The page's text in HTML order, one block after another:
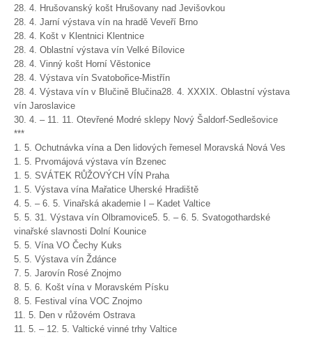
28. 4. Hrušovanský košt Hrušovany nad Jevišovkou
28. 4. Jarní výstava vín na hradě Veveří Brno
28. 4. Košt v Klentnici Klentnice
28. 4. Oblastní výstava vín Velké Bílovice
28. 4. Vinný košt Horní Věstonice
28. 4. Výstava vín Svatobořice-Mistřín
28. 4. Výstava vín v Blučině Blučina28. 4. XXXIX. Oblastní výstava
vín Jaroslavice
30. 4. – 11. 11. Otevřené Modré sklepy Nový Šaldorf-Sedlešovice
***
1. 5. Ochutnávka vína a Den lidových řemesel Moravská Nová Ves
1. 5. Prvomájová výstava vín Bzenec
1. 5. SVÁTEK RŮŽOVÝCH VÍN Praha
1. 5. Výstava vína Mařatice Uherské Hradiště
4. 5. – 6. 5. Vinařská akademie I – Kadet Valtice
5. 5. 31. Výstava vín Olbramovice5. 5. – 6. 5. Svatogothardské
vinařské slavnosti Dolní Kounice
5. 5. Vína VO Čechy Kuks
5. 5. Výstava vín Ždánce
7. 5. Jarovín Rosé Znojmo
8. 5. 6. Košt vína v Moravském Písku
8. 5. Festival vína VOC Znojmo
11. 5. Den v růžovém Ostrava
11. 5. – 12. 5. Valtické vinné trhy Valtice